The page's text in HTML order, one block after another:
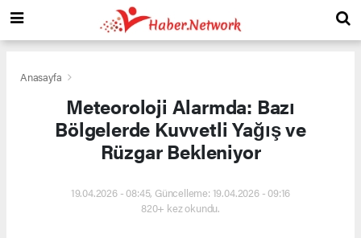
Anasayfa
Meteoroloji Alarmda: Bazı
Bölgelerde Kuvvetli Yağış ve
Rüzgar Bekleniyor
19.04.2026 - 08:45, Güncelleme: 19.04.2026 - 09:16
820+ kez okundu.